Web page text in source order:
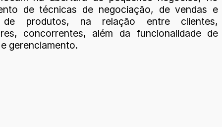
de técnicas de negociação, de vendas e
de produtos, na relação entre clientes,
concorrentes, além da funcionalidade de
gerenciamento.